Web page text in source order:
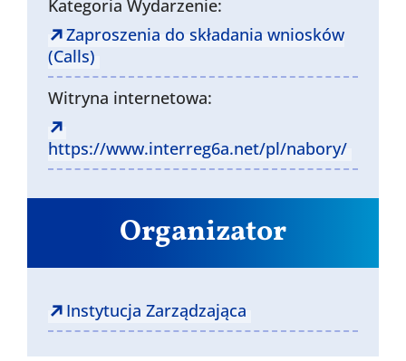
Kategoria Wydarzenie:
Zaproszenia do składania wniosków
(Calls)
Witryna internetowa:
https://www.interreg6a.net/pl/nabory/
Organizator
Instytucja Zarządzająca